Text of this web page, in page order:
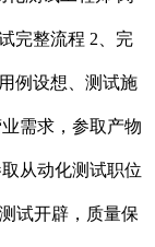
完整流程 2、完
例设想、测试施
需求，参取产物
从动化测试职位
试开辟，质量保